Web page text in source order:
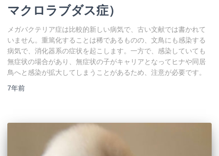
マクロラブダス症）
メガバクテリア症は比較的新しい病気で、古い文献では書かれて
いません。重篤化することは稀であるものの、文鳥にも感染する
病気で、消化器系の症状を起こします。一方で、感染していても
無症状の場合があり、無症状の子がキャリアとなってヒナや同居
鳥へと感染が拡大してしまうことがあるため、注意が必要です。
7年前